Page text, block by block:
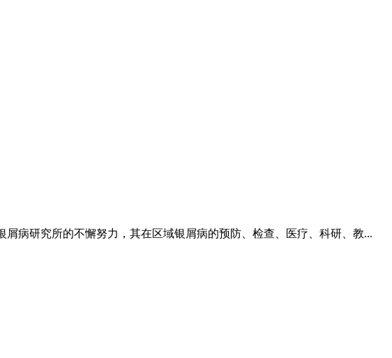
病研究所的不懈努力，其在区域银屑病的预防、检查、医疗、科研、教...